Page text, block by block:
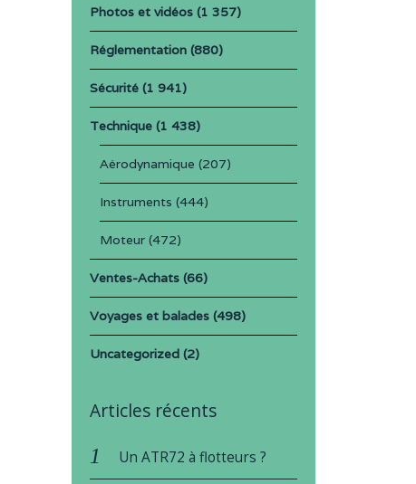
Photos et vidéos(1 357)
Réglementation(880)
Sécurité(1 941)
Technique(1 438)
Aérodynamique (207)
Instruments (444)
Moteur(472)
Ventes-Achats(66)
Voyages et balades(498)
Uncategorized(2)
Articles récents
Un ATR72 à flotteurs ?